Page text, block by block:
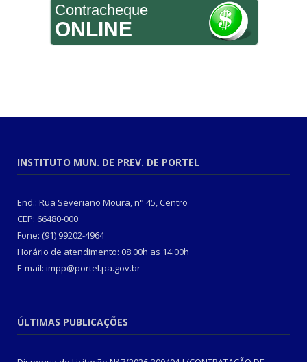
Contracheque
ONLINE
INSTITUTO MUN. DE PREV. DE PORTEL
End.: Rua Severiano Moura, n° 45, Centro
CEP: 66480-000
Fone: (91) 99202-4964
Horário de atendimento: 08:00h as 14:00h
E-mail: impp@portel.pa.gov.br
ÚLTIMAS PUBLICAÇÕES